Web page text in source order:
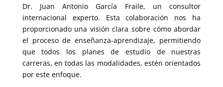
Dr. Juan Antonio García Fraile, un consultor
internacional experto. Esta colaboración nos ha
proporcionado una visión clara sobre cómo abordar
el proceso de enseñanza-aprendizaje, permitiendo
que todos los planes de estudio de nuestras
carreras, en todas las modalidades, estén orientados
por este enfoque.